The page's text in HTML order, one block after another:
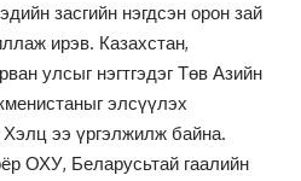
засгийн нэгдсэн орон зай
ирэв. Казахстан,
улсыг нэгтгэдэг Төв Азийн
элсүүлэх
ээ үргэлжилж байна.
ОХУ, Беларусьтай гаалийн